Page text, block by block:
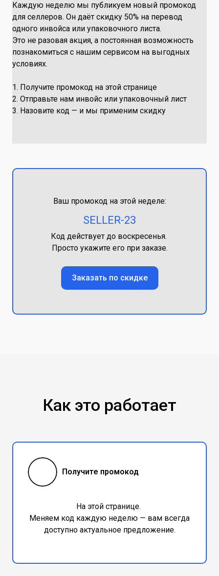
Каждую неделю мы публикуем новый промокод
для селлеров. Он даёт скидку 50% на перевод
одного инвойса или упаковочного листа.
Это не разовая акция, а постоянная возможность
познакомиться с нашим сервисом на выгодных
условиях.
1. Получите промокод на этой странице
2. Отправьте нам инвойс или упаковочный лист
3. Назовите код — и мы применим скидку
Ваш промокод на этой неделе:
SELLER-23
Код действует до воскресенья.
Просто укажите его при заказе.
Заказать по скидке
Как это работает
Получите промокод
На этой странице.
Меняем код каждую неделю — вам всегда
доступно актуальное предложение.